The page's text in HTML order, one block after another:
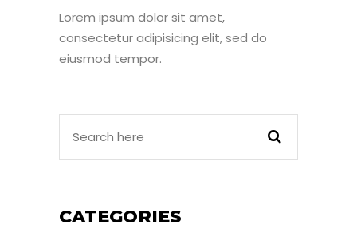
Lorem ipsum dolor sit amet,
consectetur adipisicing elit, sed do
eiusmod tempor.
CATEGORIES